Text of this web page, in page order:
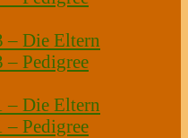
– Die Eltern
Pedigree
– Die Eltern
Pedigree